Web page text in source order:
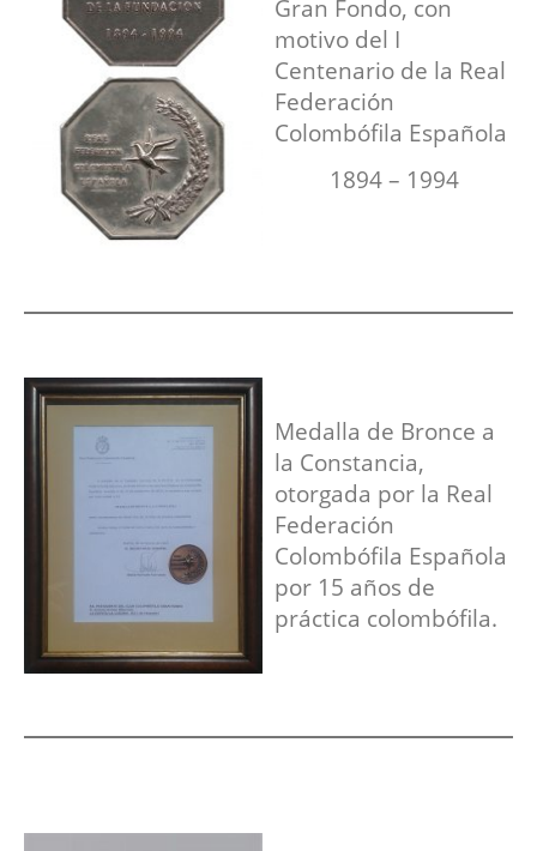
Gran Fondo, con
motivo del I
Centenario de la Real
Federación
Colombófila Española
1894 – 1994
Medalla de Bronce a
la Constancia,
otorgada por la Real
Federación
Colombófila Española
por 15 años de
práctica colombófila.